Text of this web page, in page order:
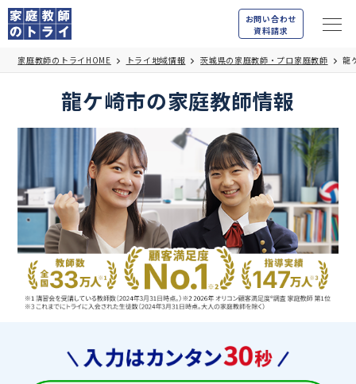
お問い合わせ
資料請求
家庭教師のトライHOME トライ地域情報 茨城県の家庭教師・プロ家庭教師 龍
龍ケ崎市の家庭教師情報